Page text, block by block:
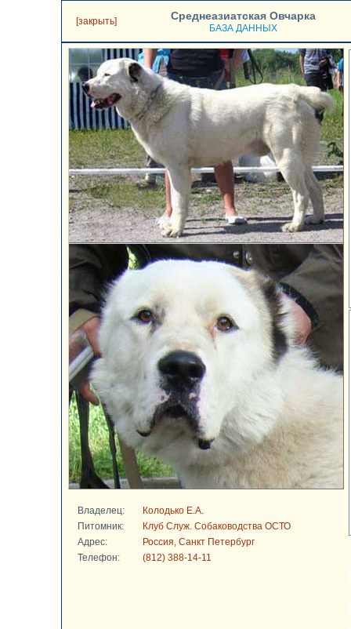
[закрыть] Среднеазиатская Овчарка
БАЗА ДАННЫХ
Владелец:
Колодько Е.А.
Питомник:
Клуб Служ. Собаководства ОСТО
Адрес:
Россия, Санкт Петербург
Телефон:
(812) 388-14-11